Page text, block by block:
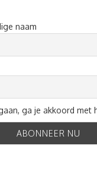
naam
ga je akkoord met